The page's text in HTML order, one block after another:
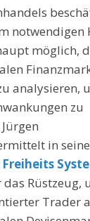
notwendigen
möglich,
analysieren,
zu
in
Freiheits
Rüstzeug,
Trader